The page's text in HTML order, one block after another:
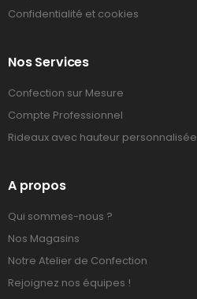
Confidentialité et cookies
Nos Services
Confection sur Mesure
Compte Professionnel
Rideaux avec hauteur personnalisée
A propos
Qui sommes-nous ?
Nos Magasins
Notre Atelier de Confection
Rejoignez nos équipes !